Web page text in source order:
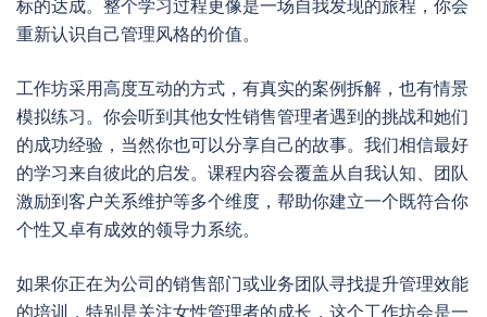
标的达成。整个学习过程更像是一场自我发现的旅程，你会
重新认识自己管理风格的价值。
工作坊采用高度互动的方式，有真实的案例拆解，也有情景
模拟练习。你会听到其他女性销售管理者遇到的挑战和她们
的成功经验，当然你也可以分享自己的故事。我们相信最好
的学习来自彼此的启发。课程内容会覆盖从自我认知、团队
激励到客户关系维护等多个维度，帮助你建立一个既符合你
个性又卓有成效的领导力系统。
如果你正在为公司的销售部门或业务团队寻找提升管理效能
的培训，特别是关注女性管理者的成长，这个工作坊会是一